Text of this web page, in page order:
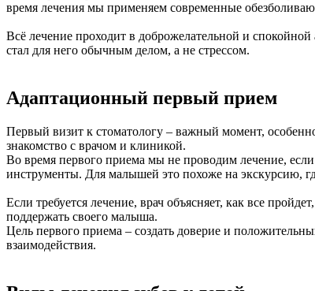
время лечения мы применяем современные
Всё лечение проходит в доброжелательной и
стал для него обычным делом, а не стрессом.
Адаптационный первый прием
Первый визит к стоматологу – важный момент,
знакомство с врачом и клиникой.
Во время первого приема мы не проводим лечение, если
инструменты. Для малышей это похоже на экскурсию,
Если требуется лечение, врач объясняет, как все
поддержать своего малыша.
Цель первого приема – создать доверие и
взаимодействия.